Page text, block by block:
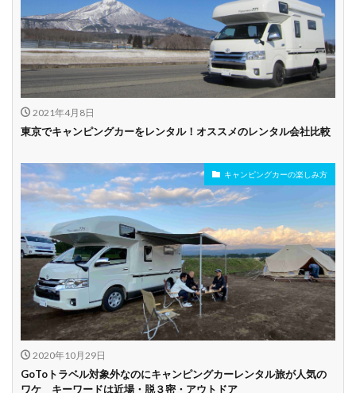
2021年4月8日
東京でキャンピングカーをレンタル！オススメのレンタル会社比較
キャンピングカーの楽しみ方
2020年10月29日
GoToトラベル対象外なのにキャンピングカーレンタル旅が人気の
ワケ キーワードは近場・脱３密・アウトドア